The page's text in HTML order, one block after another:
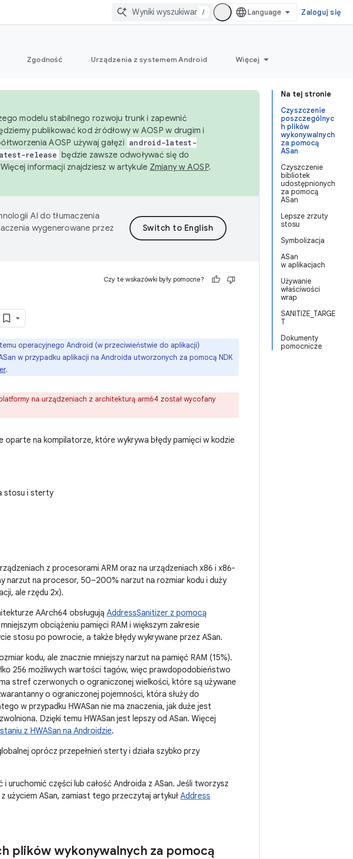
/ Zaloguj się
Zgodność Urządzenia z systemem Android Więcej
Na tej stronie
Czyszczenie
poszczególnyc
h plików
wykonywalnych
za pomocą
ASan
Czyszczenie
bibliotek
udostępnionych
za pomocą
ASan
Lepsze zrzuty
stosu
Symbolizacja
ASan
w aplikacjach
Używanie
właściwości
wrap
SANITIZE_TARGE
T
Dokumenty
pomocnicze
modelu stabilnego rozwoju trunk i zapewnić
publikować kod źródłowy w AOSP w drugim i
AOSP używaj gałęzi android-latest-
release będzie zawsze odwoływać się do
informacji znajdziesz w artykule Zmiany w AOSP.
AI do tłumaczenia
wygenerowane przez
Czy te wskazówki były pomocne?
operacyjnego Android (w przeciwieństwie do aplikacji)
w przypadku aplikacji na Androida utworzonych za pomocą NDK
.
na urządzeniach z architekturą arm64 został wycofany
oparte na kompilatorze, które wykrywa błędy pamięci w kodzie
stosu i sterty
z procesorami ARM oraz na urządzeniach x86 i x86-
narzut na procesor, 50–200% narzut na rozmiar kodu i duży
ale rzędu 2x).
AArch64 obsługują AddressSanitizer z pomocą
obciążeniu pamięci RAM i większym zakresie
stosu po powrocie, a także błędy wykrywane przez ASan.
kodu, ale znacznie mniejszy narzut na pamięć RAM (15%).
256 możliwych wartości tagów, więc prawdopodobieństwo
stref czerwonych o ograniczonej wielkości, które są używane
o ograniczonej pojemności, która służy do
w przypadku HWASan nie ma znaczenia, jak duże jest
Dzięki temu HWASan jest lepszy od ASan. Więcej
z HWASan na Androidzie.
oprócz przepełnień sterty i działa szybko przy
uruchomić części lub całość Androida z ASan. Jeśli tworzysz
użyciem ASan, zamiast tego przeczytaj artykuł Address
plików wykonywalnych za pomocą